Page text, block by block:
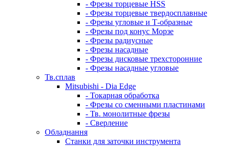
- Фрезы торцевые HSS
- Фрезы торцевые твердосплавные
- Фрезы угловые и Т-образные
- Фрезы под конус Морзе
- Фрезы радиусные
- Фрезы насадные
- Фрезы дисковые трехсторонние
- Фрезы насадные угловые
Тв.сплав
Mitsubishi - Dia Edge
- Токарная обработка
- Фрезы со сменными пластинами
- Тв. монолитные фрезы
- Сверление
Обладнання
Станки для заточки инструмента